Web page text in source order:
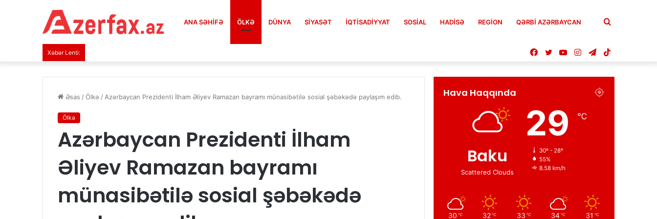
ANA SƏHIFƏ ÖLKƏ DÜNYA SIYASƏT İQTISADIYYAT SOSIAL HADISƏ REGION QƏRBİ AZƏRBAYCAN Axtar
Xəbər Lenti: Telegram
Instagram
YouTube
Twitter
Facebook
Əsas /Ölkə / Azərbaycan Prezidenti İlham Əliyev Ramazan bayramı münasibətilə sosial şəbəkədə paylaşım edib.
Ölkə
Azərbaycan Prezidenti İlham
Əliyev Ramazan bayramı
münasibətilə sosial şəbəkədə
Hava Haqqında
Baku
Scattered Clouds
29 ℃
30º - 28º
55%
8.58 km/h
30 ℃ 32 ℃ 33 ℃ 34 ℃ 31 ℃